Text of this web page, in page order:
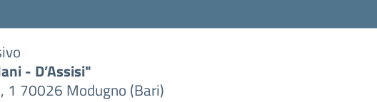
- D’Assisi"
1 70026 Modugno (Bari)